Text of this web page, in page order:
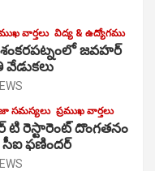
వార్తలు విద్య & ఉద్యోగము
శంకరపట్నంలో జవహర్
సమస్యలు ప్రముఖ వార్తలు
టి రెస్టారెంట్ దొంగతనం
సీఐ ఫణిందర్